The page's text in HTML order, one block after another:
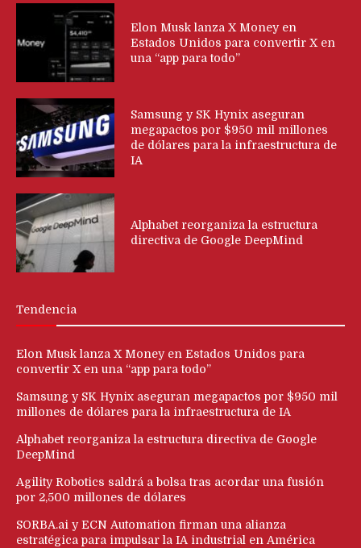
Elon Musk lanza X Money en
Estados Unidos para convertir X en
una “app para todo”
Samsung y SK Hynix aseguran
megapactos por $950 mil millones
de dólares para la infraestructura de
IA
Alphabet reorganiza la estructura
directiva de Google DeepMind
Tendencia
Elon Musk lanza X Money en Estados Unidos para
convertir X en una “app para todo”
Samsung y SK Hynix aseguran megapactos por $950 mil
millones de dólares para la infraestructura de IA
Alphabet reorganiza la estructura directiva de Google
DeepMind
Agility Robotics saldrá a bolsa tras acordar una fusión
por 2,500 millones de dólares
SORBA.ai y ECN Automation firman una alianza
estratégica para impulsar la IA industrial en América